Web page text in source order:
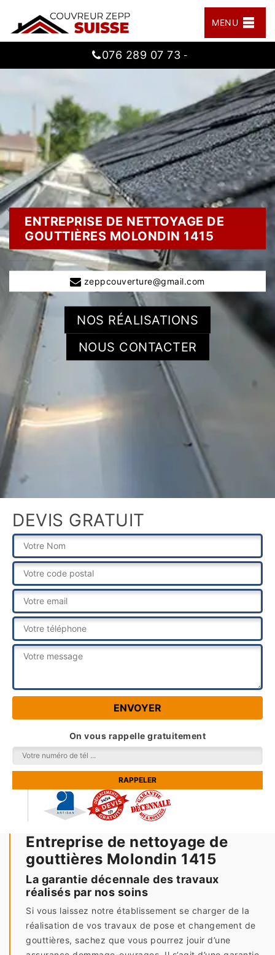
MENU
076 289 07 73 -
ENTREPRISE DE NETTOYAGE DE
GOUTTIÈRES MOLONDIN 1415
zeppcouverture@gmail.com
NOS RÉALISATIONS
NOUS CONTACTER
DEVIS GRATUIT
On vous rappelle gratuitement
Entreprise de nettoyage de
gouttières Molondin 1415
La garantie décennale des travaux
réalisés par nos soins
Si vous laissez notre établissement se charger de la
réalisation de vos travaux de pose et changement de
gouttières, sachez que vous pourrez jouir d’une